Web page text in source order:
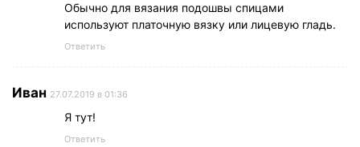
Обычно для вязания подошвы спицами
используют платочную вязку или лицевую гладь.
Ответить
Иван 27.07.2019 в 01:36
Я тут!
Ответить